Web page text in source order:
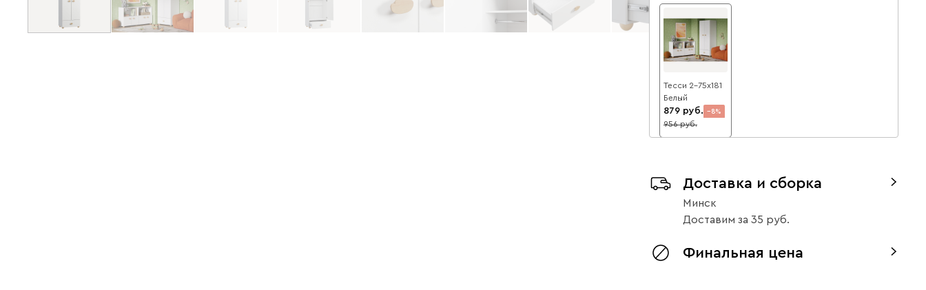
Тесси 2-75x181
Белый
879 8
956
Доставка и сборка
Минск
Доставим за 35
Финальная цена